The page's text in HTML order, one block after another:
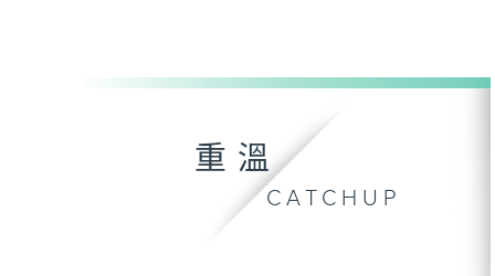
重溫
CATCHUP